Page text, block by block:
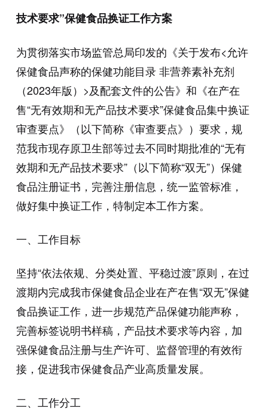
技术要求”保健食品换证工作方案
为贯彻落实市场监管总局印发的《关于发布<允许
保健食品声称的保健功能目录 非营养素补充剂
（2023年版）>及配套文件的公告》和《在产在
售“无有效期和无产品技术要求”保健食品集中换证
审查要点》（以下简称《审查要点》）要求，规
范我市现存原卫生部等过去不同时期批准的“无有
效期和无产品技术要求”（以下简称“双无”）保健
食品注册证书，完善注册信息，统一监管标准，
做好集中换证工作，特制定本工作方案。
一、工作目标
坚持“依法依规、分类处置、平稳过渡”原则，在过
渡期内完成我市保健食品企业在产在售“双无”保健
食品换证工作，进一步规范产品保健功能声称，
完善标签说明书样稿，产品技术要求等内容，加
强保健食品注册与生产许可、监督管理的有效衔
接，促进我市保健食品产业高质量发展。
二、工作分工